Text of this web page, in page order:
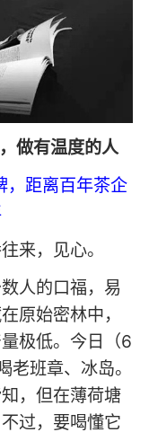
做有温度的人
，距离百年茶企
来，见心。
人的口福，易
原始密林中，
极低。今日（6
班章、冰岛。
，但在薄荷塘
过，要喝懂它